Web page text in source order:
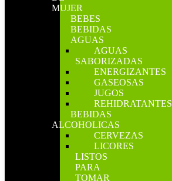
MUJER
BEBES
BEBIDAS
AGUAS
AGUAS
SABORIZADAS
ENERGIZANTES
GASEOSAS
JUGOS
REHIDRATANTES
BEBIDAS
ALCOHOLICAS
CERVEZAS
LICORES
LISTOS
PARA
TOMAR